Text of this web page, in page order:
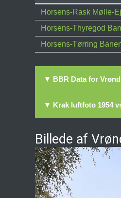
Horsens-Rask Mølle-
Horsens-Thyregod
Horsens-Tørring
▼ BBR Data for
▼ Krak luftfoto 1954
Billede af